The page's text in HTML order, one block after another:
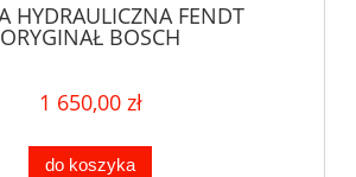
HYDRAULICZNA FENDT
ORYGINAŁ BOSCH
1 650,00 zł
do koszyka